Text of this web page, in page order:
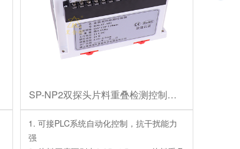
SP-NP2双探头片料重叠检测控制仪器
1. 可接PLC系统自动化控制，抗干扰能力
强